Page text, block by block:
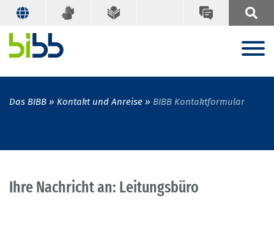
Das BIBB Kontakt und Anreise BIBB Kontaktformular
Ihre Nachricht an: Leitungsbüro